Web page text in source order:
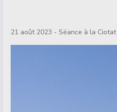
21 août 2023 - Séance à la Ciotat